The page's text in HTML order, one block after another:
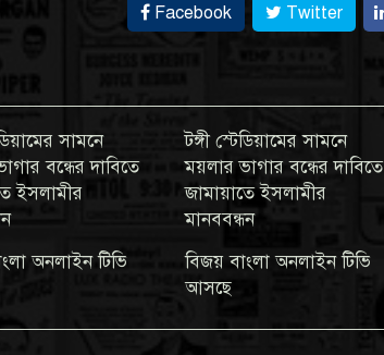
Facebook Twitter
সামনে
বন্ধের দাবিতে
ইসলামীর
অনলাইন টিভি
টঙ্গী স্টেডিয়ামের সামনে
ময়লার ভাগার বন্ধের দাবিতে
জামায়াতে ইসলামীর
মানববন্ধন
বিজয় বাংলা অনলাইন টিভি
আসছে